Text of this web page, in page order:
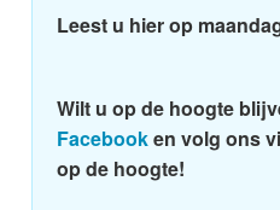
InfoLeest u hier op
Wilt u op de hoogte
Facebooken volg ons
op de hoogte!